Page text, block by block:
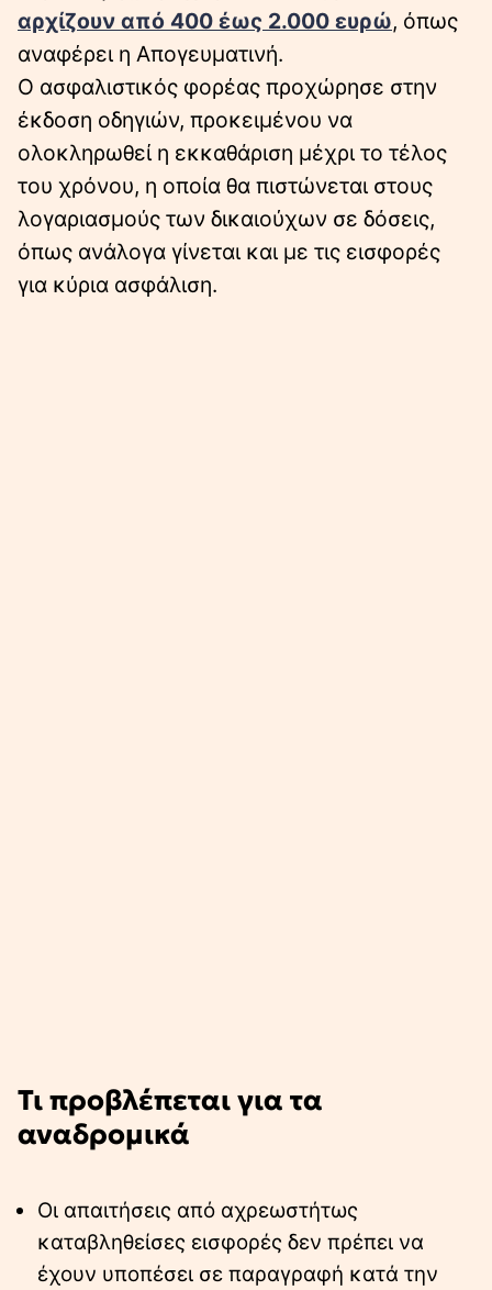
αρχίζουν από 400 έως 2.000 ευρώ, όπως
αναφέρει η Απογευματινή.
Ο ασφαλιστικός φορέας προχώρησε στην
έκδοση οδηγιών, προκειμένου να
ολοκληρωθεί η εκκαθάριση μέχρι το τέλος
του χρόνου, η οποία θα πιστώνεται στους
λογαριασμούς των δικαιούχων σε δόσεις,
όπως ανάλογα γίνεται και με τις εισφορές
για κύρια ασφάλιση.
Τι προβλέπεται για τα
αναδρομικά
Οι απαιτήσεις από αχρεωστήτως
καταβληθείσες εισφορές δεν πρέπει να
έχουν υποπέσει σε παραγραφή κατά την